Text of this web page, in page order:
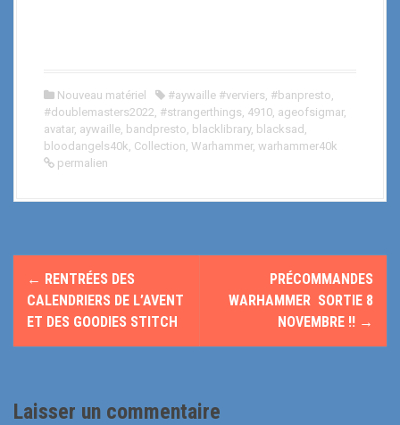
Nouveau matériel #aywaille #verviers #banpresto
#doublemasters2022 #strangerthings 4910 ageofsigmar,
avatar, aywaille bandpresto blacklibrary, blacksad
bloodangels40k Collection Warhammer, warhammer40k
permalien
N
v
g
← RENTRÉES DES
CALENDRIERS DE L’AVENT
ET DES GOODIES STITCH
PRÉCOMMANDES
WARHAMMER SORTIE 8
NOVEMBRE !! →
Laisser un commentaire